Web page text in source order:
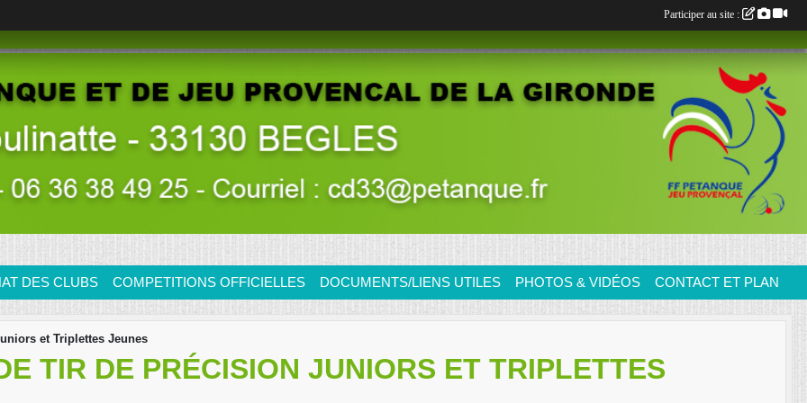
DES CLUBS COMPETITIONS OFFICIELLES DOCUMENTS/LIENS UTILES PHOTOS & VIDÉOS CONTACT ET PLAN
et Triplettes Jeunes
TIR DE PRÉCISION JUNIORS ET TRIPLETTES
Participer au site :